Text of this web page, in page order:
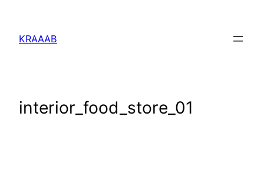
содержимому
KRAAAB
interior_food_store_01